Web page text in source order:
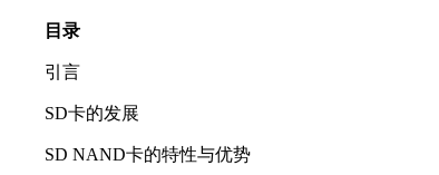
目录
引言
SD卡的发展
SD NAND卡的特性与优势